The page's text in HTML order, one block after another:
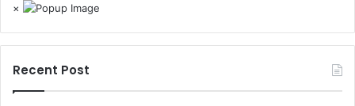
×
Recent Post